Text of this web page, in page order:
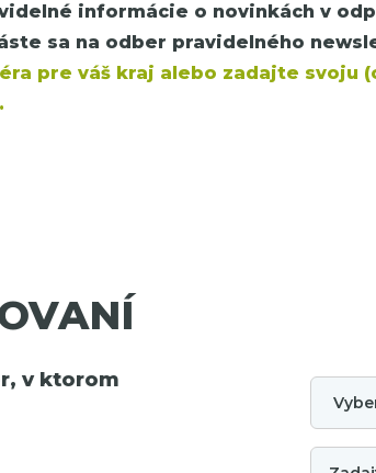
informácie o novinkách v
sa na odber pravidelného
pre váš kraj alebo zadajte svoju
v ktorom